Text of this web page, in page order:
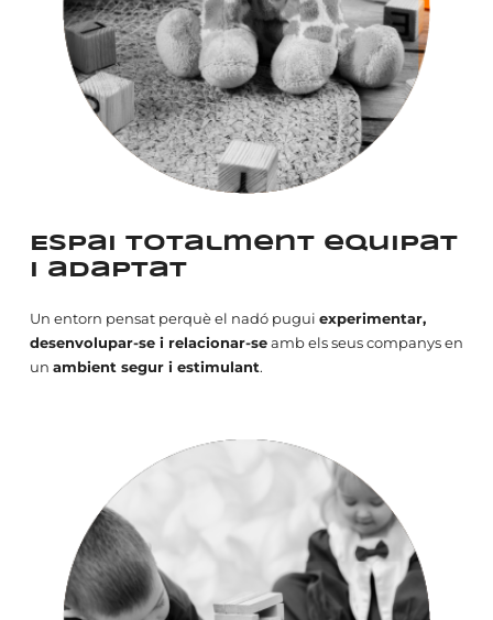
Espai totalment equipat
i adaptat
Un entorn pensat perquè el nadó pugui experimentar,
desenvolupar-se i relacionar-seamb els seus companys en
un ambient segur i estimulant.